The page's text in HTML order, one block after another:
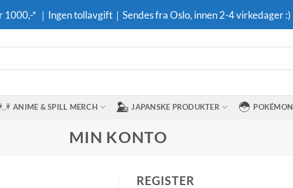
1000,-* ｜Ingen tollavgift｜Sendes fra Oslo, innen 2-4 virkedager :)
ANIME & SPILL MERCH JAPANSKE PRODUKTER POKÉMON
MIN KONTO
REGISTER